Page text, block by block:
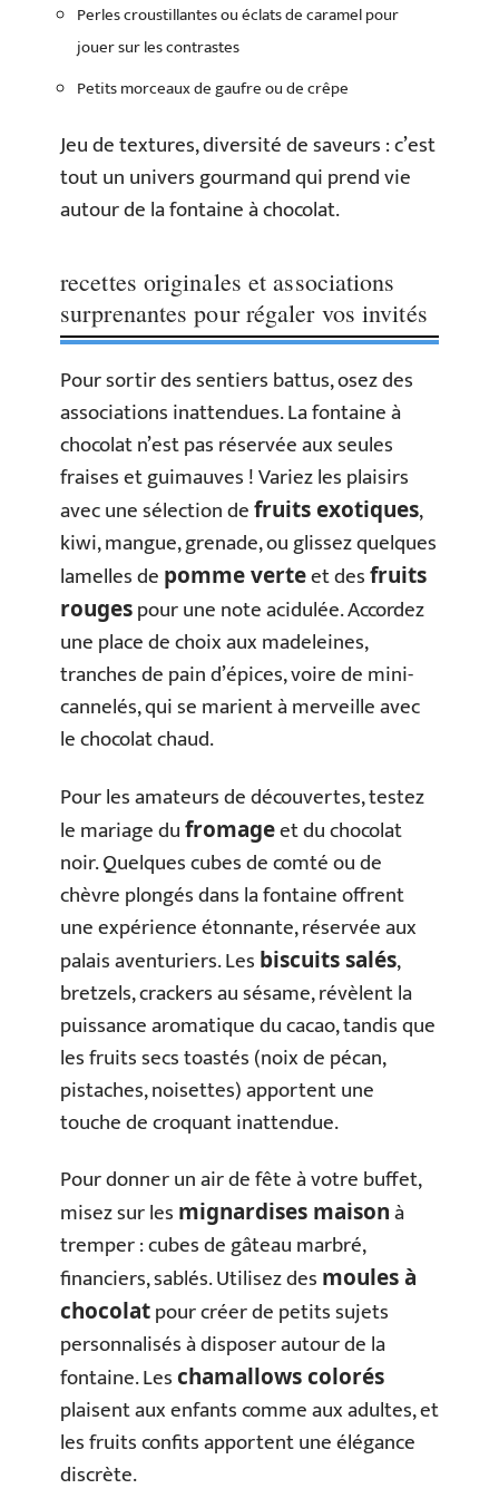
Perles croustillantes ou éclats de caramel pour
jouer sur les contrastes
Petits morceaux de gaufre ou de crêpe
Jeu de textures, diversité de saveurs : c’est
tout un univers gourmand qui prend vie
autour de la fontaine à chocolat.
recettes originales et associations
surprenantes pour régaler vos invités
Pour sortir des sentiers battus, osez des
associations inattendues. La fontaine à
chocolat n’est pas réservée aux seules
fraises et guimauves ! Variez les plaisirs
avec une sélection defruits exotiques,
kiwi, mangue, grenade, ou glissez quelques
lamelles de pomme verteet desfruits
rougespour une note acidulée. Accordez
une place de choix aux madeleines,
tranches de pain d’épices, voire de mini-
cannelés, qui se marient à merveille avec
le chocolat chaud.
Pour les amateurs de découvertes, testez
le mariage dufromageet du chocolat
noir. Quelques cubes de comté ou de
chèvre plongés dans la fontaine offrent
une expérience étonnante, réservée aux
palais aventuriers. Les biscuits salés,
bretzels, crackers au sésame, révèlent la
puissance aromatique du cacao, tandis que
les fruits secs toastés (noix de pécan,
pistaches, noisettes) apportent une
touche de croquant inattendue.
Pour donner un air de fête à votre buffet,
misez sur les mignardises maisonà
tremper : cubes de gâteau marbré,
financiers, sablés. Utilisez des moules à
chocolatpour créer de petits sujets
personnalisés à disposer autour de la
fontaine. Leschamallows colorés
plaisent aux enfants comme aux adultes, et
les fruits confits apportent une élégance
discrète.